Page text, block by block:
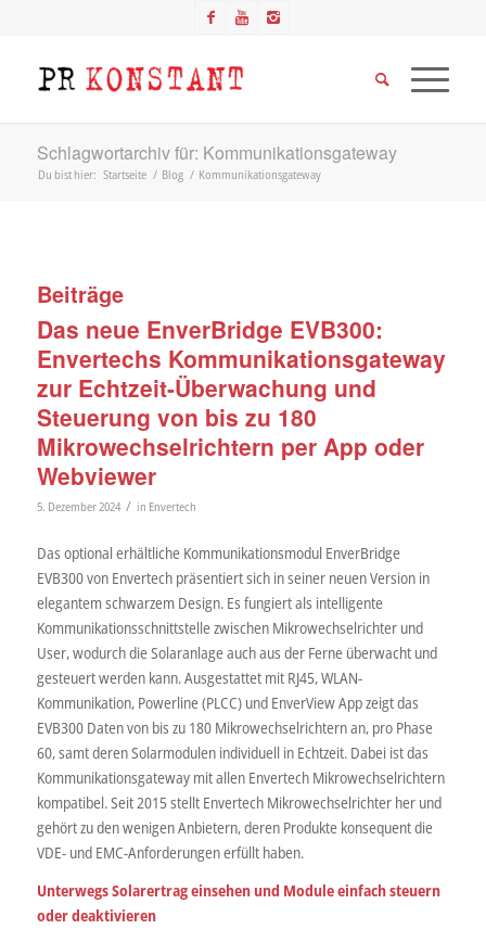
Schlagwortarchiv für: Kommunikationsgateway
Du bist hier: Startseite / Blog / Kommunikationsgateway
Beiträge
Das neue EnverBridge EVB300:
Envertechs Kommunikationsgateway
zur Echtzeit-Überwachung und
Steuerung von bis zu 180
Mikrowechselrichtern per App oder
Webviewer
5. Dezember 2024 / in Envertech
Das optional erhältliche Kommunikationsmodul EnverBridge
EVB300 von Envertech präsentiert sich in seiner neuen Version in
elegantem schwarzem Design. Es fungiert als intelligente
Kommunikationsschnittstelle zwischen Mikrowechselrichter und
User, wodurch die Solaranlage auch aus der Ferne überwacht und
gesteuert werden kann. Ausgestattet mit RJ45, WLAN-
Kommunikation, Powerline (PLCC) und EnverView App zeigt das
EVB300 Daten von bis zu 180 Mikrowechselrichtern an, pro Phase
60, samt deren Solarmodulen individuell in Echtzeit. Dabei ist das
Kommunikationsgateway mit allen Envertech Mikrowechselrichtern
kompatibel. Seit 2015 stellt Envertech Mikrowechselrichter her und
gehört zu den wenigen Anbietern, deren Produkte konsequent die
VDE- und EMC-Anforderungen erfüllt haben.
Unterwegs Solarertrag einsehen und Module einfach steuern
oder deaktivieren